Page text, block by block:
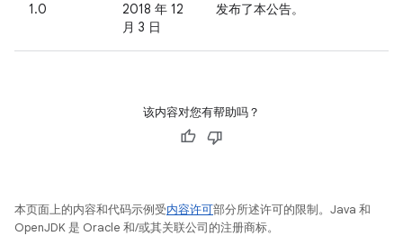
1.0
2018 年 12
月 3 日
发布了本公告。
该内容对您有帮助吗？
本页面上的内容和代码示例受内容许可部分所述许可的限制。Java 和
OpenJDK 是 Oracle 和/或其关联公司的注册商标。